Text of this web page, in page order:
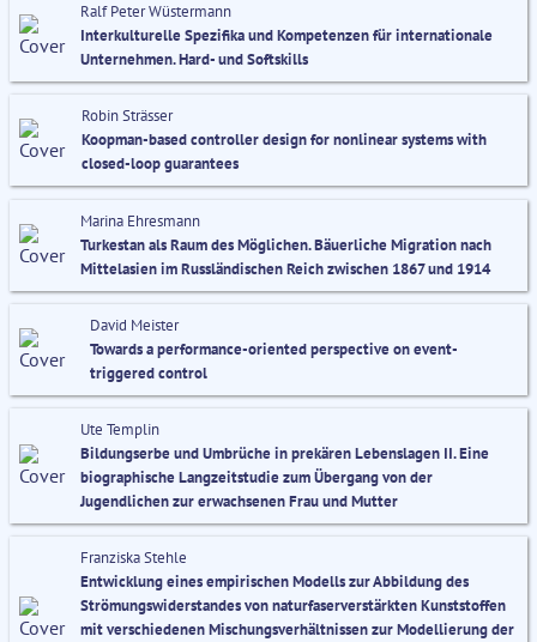
Ralf Peter Wüstermann
Interkulturelle Spezifika und Kompetenzen für internationale
Unternehmen. Hard- und Softskills
Robin Strässer
Koopman-based controller design for nonlinear systems with
closed-loop guarantees
Marina Ehresmann
Turkestan als Raum des Möglichen. Bäuerliche Migration nach
Mittelasien im Russländischen Reich zwischen 1867 und 1914
David Meister
Towards a performance-oriented perspective on event-
triggered control
Ute Templin
Bildungserbe und Umbrüche in prekären Lebenslagen II. Eine
biographische Langzeitstudie zum Übergang von der
Jugendlichen zur erwachsenen Frau und Mutter
Franziska Stehle
Entwicklung eines empirischen Modells zur Abbildung des
Strömungswiderstandes von naturfaserverstärkten Kunststoffen
mit verschiedenen Mischungsverhältnissen zur Modellierung der